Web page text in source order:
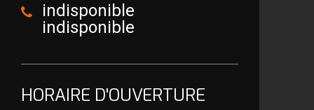
indisponible
indisponible
HORAIRE D'OUVERTURE